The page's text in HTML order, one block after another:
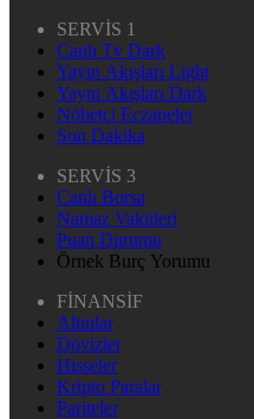
SERVİS 1
Canlı Tv Dark
Yayın Akışları Light
Yayın Akışları Dark
Nöbetçi Eczaneler
Son Dakika
SERVİS 3
Canlı Borsa
Namaz Vakitleri
Puan Durumu
Örnek Burç Yorumu
FİNANSİF
Altınlar
Dövizler
Hisseler
Kripto Paralar
Pariteler